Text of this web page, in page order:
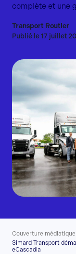
complète et une
Transport Routier
Publié le 17 juillet
Couverture médiatique
Simard Transport
eCascadia